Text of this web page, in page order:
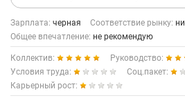
Я позвонила начальнице дивизиона
«Ждите, через 10 минут спущусь».
Я ждала её 40 минут. За мной никто не
Я ушла. После этого мне позвонил
сказал, что спустился меня
Зарплата: черная Соответствие рынку:
Общее впечатление: не рекомендую
Коллектив:
Руководство:
Условия труда:
Соц.пакет:
Карьерный рост: